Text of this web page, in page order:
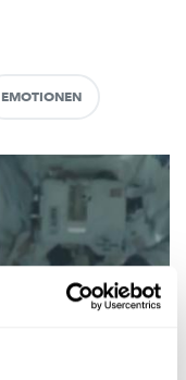
EMOTIONEN